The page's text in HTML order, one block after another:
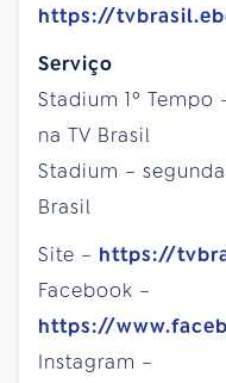
https://
Serviço
Stadium 1º Tempo
na TV Brasil
Stadium –
Brasil
Site – https://
Facebook –
https://
Instagram –